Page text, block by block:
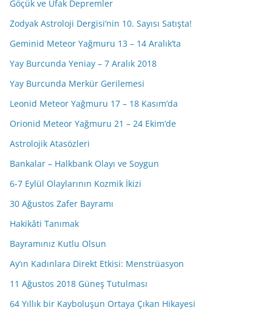
Göçük ve Ufak Depremler
Zodyak Astroloji Dergisi’nin 10. Sayısı Satışta!
Geminid Meteor Yağmuru 13 – 14 Aralık’ta
Yay Burcunda Yeniay – 7 Aralık 2018
Yay Burcunda Merkür Gerilemesi
Leonid Meteor Yağmuru 17 – 18 Kasım’da
Orionid Meteor Yağmuru 21 – 24 Ekim’de
Astrolojik Atasözleri
Bankalar – Halkbank Olayı ve Soygun
6-7 Eylül Olaylarının Kozmik İkizi
30 Ağustos Zafer Bayramı
Hakikâti Tanımak
Bayramınız Kutlu Olsun
Ay’ın Kadınlara Direkt Etkisi: Menstrüasyon
11 Ağustos 2018 Güneş Tutulması
64 Yıllık bir Kayboluşun Ortaya Çıkan Hikayesi